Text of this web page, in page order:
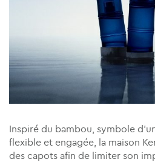
Inspiré du bambou, symbole
flexible et engagée, la maison
des capots afin de limiter son